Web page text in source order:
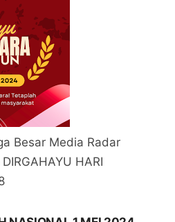
Besar Media Radar
HARI